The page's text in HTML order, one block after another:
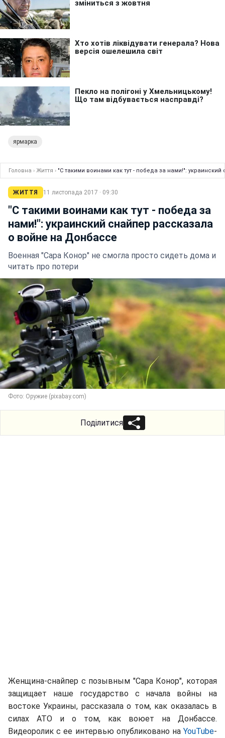
ярмарка
Головна › Життя › "С такими воинами как тут - победа за нами!":
ЖИТТЯ 11 листопада 2017 · 09:30
"С такими воинами как тут - победа за
нами!": украинский снайпер рассказала
о войне на Донбассе
Военная "Сара Конор" не смогла просто сидеть дома и
читать про потери
Фото: Оружие (pixabay.com)
Поділитися
Женщина-снайпер с позывным "Сара Конор", которая
защищает наше государство с начала войны на
востоке Украины, рассказала о том, как оказалась в
силах АТО и о том, как воюет на Донбассе.
Видеоролик с ее интервью опубликовано на YouTube-